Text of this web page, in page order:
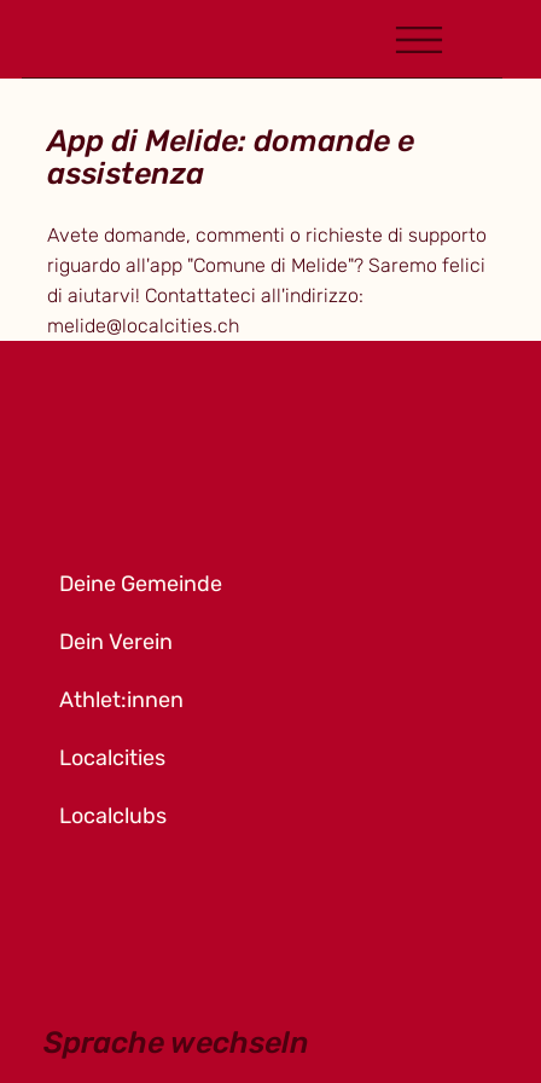
App di Melide: domande e
assistenza
Avete domande, commenti o richieste di supporto
riguardo all'app "Comune di Melide"? Saremo felici
di aiutarvi! Contattateci all'indirizzo:
melide@localcities.ch
Deine Gemeinde
Dein Verein
Athlet:innen
Localcities
Localclubs
Sprache wechseln